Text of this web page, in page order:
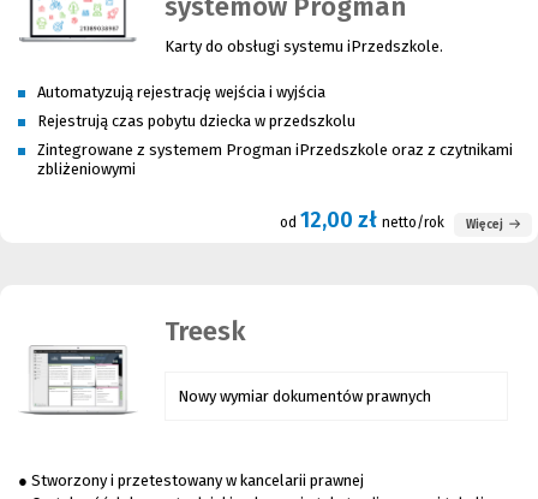
Karty do obsługi systemu iPrzedszkole.
Automatyzują rejestrację wejścia i wyjścia
Rejestrują czas pobytu dziecka w przedszkolu
Zintegrowane z systemem Progman iPrzedszkole oraz z czytnikami
zbliżeniowymi
od 12,00 zł netto/rok Więcej
Treesk
Nowy wymiar dokumentów prawnych
● Stworzony i przetestowany w kancelarii prawnej